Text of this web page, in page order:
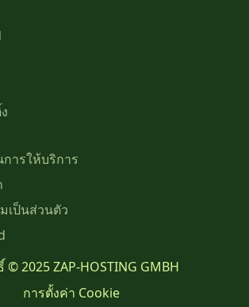
ารให้บริการ
เป็นส่วนตัว
© 2025 ZAP-HOSTING GMBH
การตั้งค่า Cookie